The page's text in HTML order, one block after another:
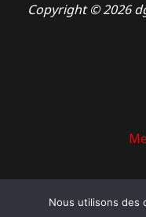
Copyright © 2026
Nous utilisons des